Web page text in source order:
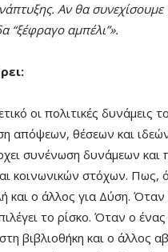
Αν θα
“ξέφραγο αμπέλι”».
οι πολιτικές δυνάμεις
απόψεων, θέσεων και
συνένωση δυνάμεων και
κοινωνικών στόχων. Πως,
και ο άλλος για Δύση.
το ρίσκο. Όταν ο
βιβλιοθήκη και ο άλλος